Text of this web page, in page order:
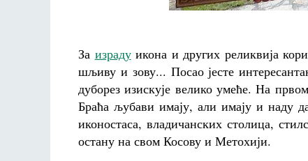
За израдуикона и других реликвија
шљиву и зову... Посао јесте
дуборез изискује велико умеће. На
Браћа љубави имају, али имају и наду
иконостаса, владичанских столица,
остану на свом Косову и Метохији.